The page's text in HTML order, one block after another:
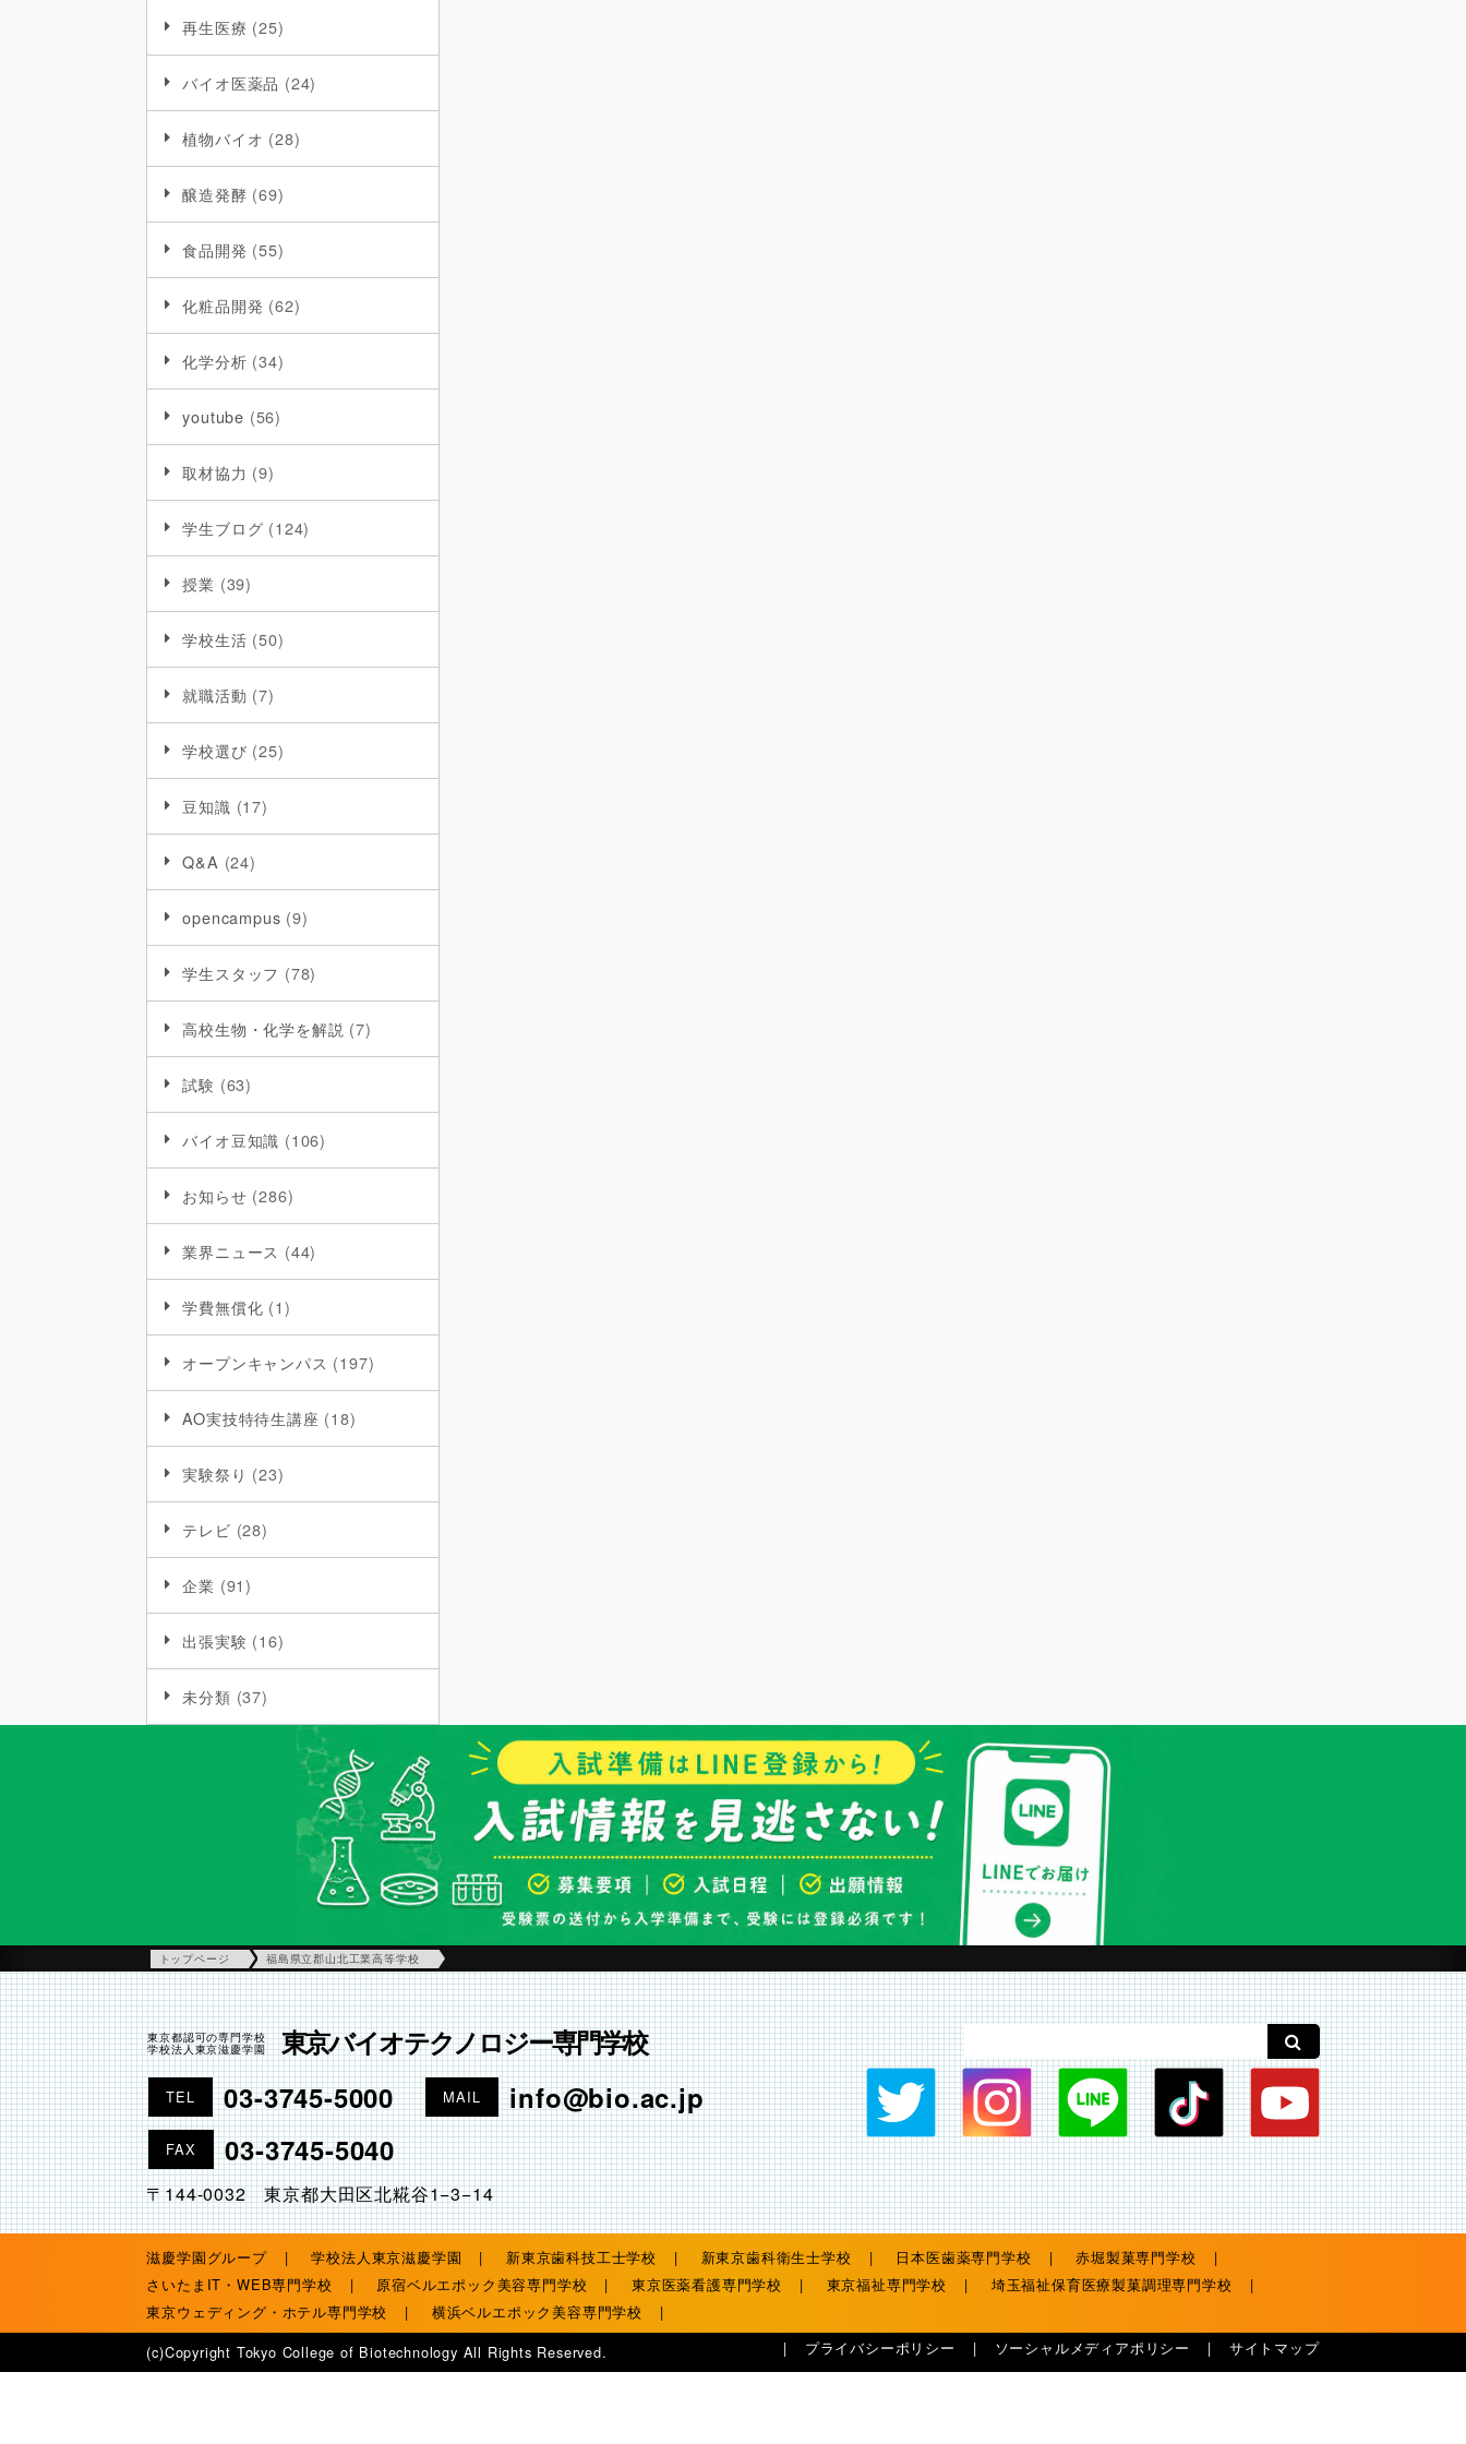
再生医療 (25)
バイオ医薬品 (24)
植物バイオ (28)
醸造発酵 (69)
食品開発 (55)
化粧品開発 (62)
化学分析 (34)
youtube (56)
取材協力 (9)
学生ブログ (124)
授業 (39)
学校生活 (50)
就職活動 (7)
学校選び (25)
豆知識 (17)
Q&A (24)
opencampus (9)
学生スタッフ (78)
高校生物・化学を解説 (7)
試験 (63)
バイオ豆知識 (106)
お知らせ (286)
業界ニュース (44)
学費無償化 (1)
オープンキャンパス (197)
AO実技特待生講座 (18)
実験祭り (23)
テレビ (28)
企業 (91)
出張実験 (16)
未分類 (37)
トップページ 福島県立郡山北工業高等学校
東京都認可の専門学校
学校法人東京滋慶学園
東京バイオテクノロジー専門学校
TEL 03-3745-5000 MAIL info@bio.ac.jp
FAX 03-3745-5040
〒144-0032 東京都大田区北糀谷1−3−14
滋慶学園グループ 学校法人東京滋慶学園 新東京歯科技工士学校 新東京歯科衛生士学校 日本医歯薬専門学校
赤堀製菓専門学校
さいたまIT・WEB専門学校
原宿ベルエポック美容専門学校 東京医薬看護専門学校 東京福祉専門学校
埼玉福祉保育医療製菓調理専門学校
東京ウェディング・ホテル専門学校
横浜ベルエポック美容専門学校
サイトマップ
ソーシャルメディアポリシー
プライバシーポリシー
(c)Copyright Tokyo College of Biotechnology All Rights Reserved.